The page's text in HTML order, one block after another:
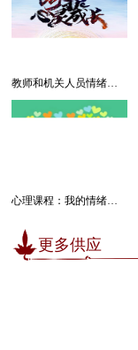
更多供应